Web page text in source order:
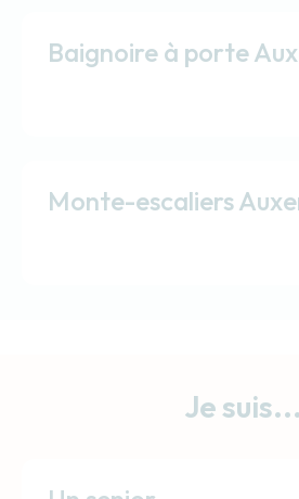
Baignoire à porte
Monte-escaliers
Je suis...